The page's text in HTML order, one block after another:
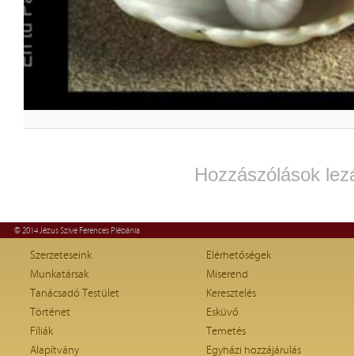
Hozzászólások
© 2014 Jézus Szíve Ferences Plébánia
Szerzeteseink
Munkatársak
Tanácsadó Testület
Történet
Fíliák
Alapítvány
Elérhetőségek
Miserend
Keresztelés
Esküvő
Temetés
Egyházi hozzájárulás